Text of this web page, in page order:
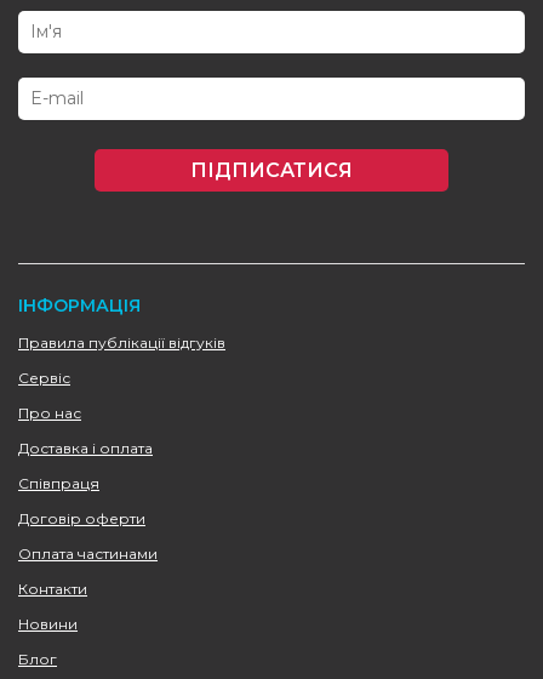
ПІДПИСАТИСЯ
ІНФОРМАЦІЯ
Правила публікації відгуків
Сервіс
Про нас
Доставка і оплата
Співпраця
Договір оферти
Оплата частинами
Контакти
Новини
Блог